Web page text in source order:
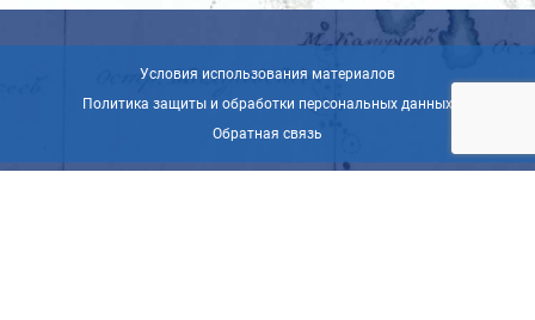
Условия использования материалов
Политика защиты и обработки персональных данных
Обратная связь